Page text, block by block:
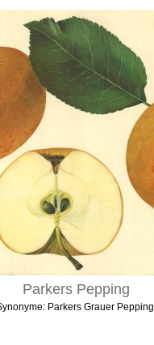
Parkers Pepping
Parkers Grauer Pepping